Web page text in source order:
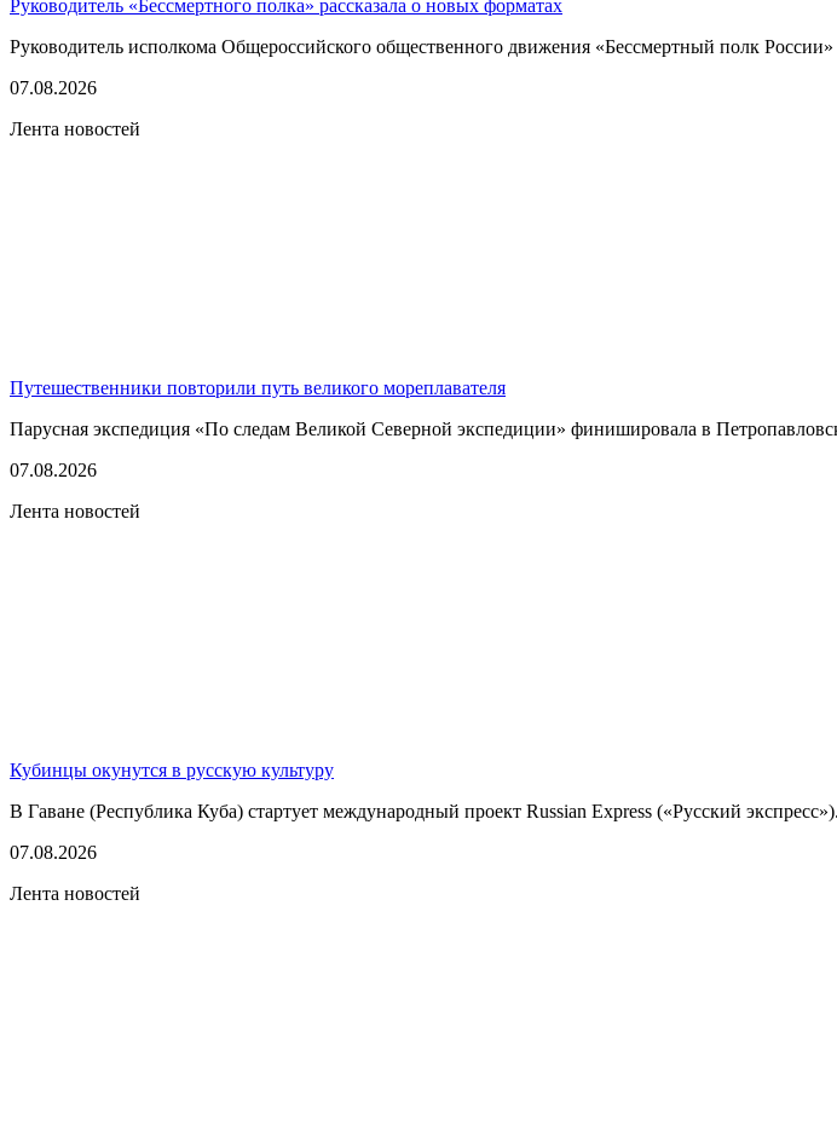
Руководитель «Бессмертного полка» рассказала о новых форматах
Руководитель исполкома Общероссийского общественного движения «Бессмертный полк
07.08.2026
Лента новостей
Путешественники повторили путь великого мореплавателя
Парусная экспедиция «По следам Великой Северной экспедиции» финишировала в
07.08.2026
Лента новостей
Кубинцы окунутся в русскую культуру
В Гаване (Республика Куба) стартует международный проект Russian Express («Русский
07.08.2026
Лента новостей